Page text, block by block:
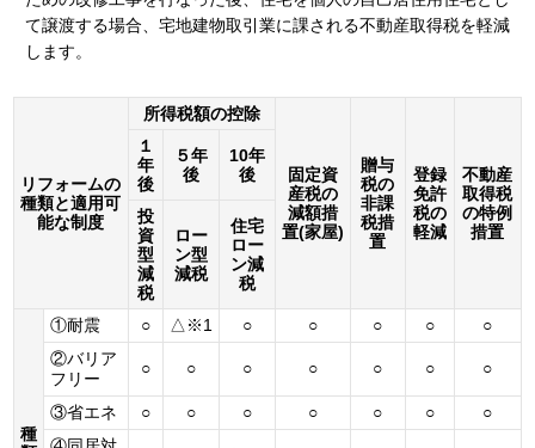
て譲渡する場合、宅地建物取引業に課される不動産取得税を軽減
します。
リフォームの
種類と適用可
能な制度
所得税額の控除
固定資
産税の
減額措
置(家屋)
贈与
税の
非課
税措
置
登録
免許
税の
軽減
不動産
取得税
の特例
措置
１
年
後
５年
後
10年
後
投
資
型
減
税
ロー
ン型
減税
住宅
ロー
ン減
税
種
①耐震 ○ △※1 ○ ○ ○ ○
○
②バリア
フリー
○ ○ ○ ○ ○ ○ ○
③省エネ ○ ○ ○ ○ ○ ○
○